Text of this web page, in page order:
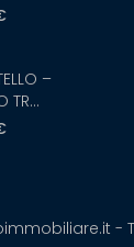
–
TR...
-